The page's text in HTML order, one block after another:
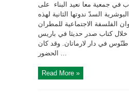
في جمعية معا نعيد البناء على
السدّ ندوتها الثانية لهذه
الفلسفة الاجتماعية للمطران
خلال كتاب صدر حديثا في باريس
في دار لارماتان. وقد كان
الحضور ...
Read More »